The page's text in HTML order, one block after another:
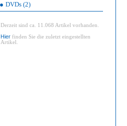
DVDs (2)
Derzeit sind ca. 11.068 Artikel vorhanden.
Hier finden Sie die zuletzt eingestellten
Artikel.